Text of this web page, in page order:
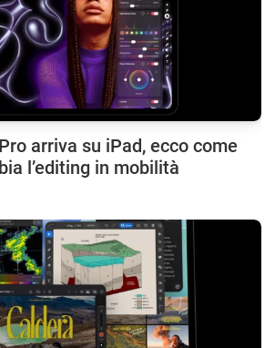
arriva su iPad, ecco come
l’editing in mobilità